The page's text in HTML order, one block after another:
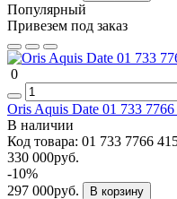
Популярный
Привезем под заказ
0
Oris Aquis Date 01 733
В наличии
Код товара: 01 733 7766
330 000руб.
-10%
297 000руб.
В корзину